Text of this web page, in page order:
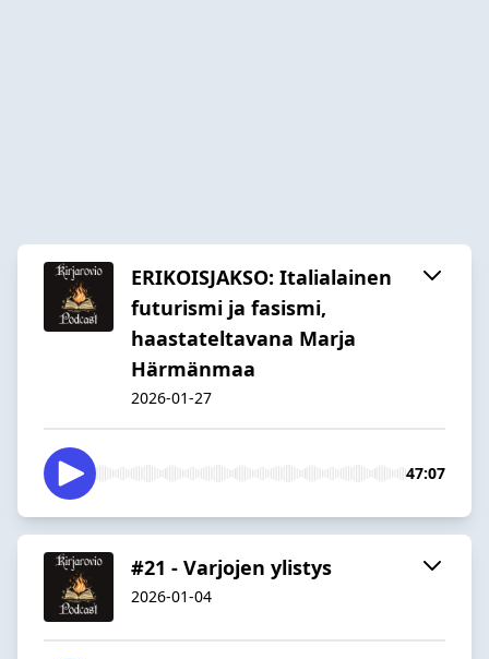
ERIKOISJAKSO: Italialainen
futurismi ja fasismi,
haastateltavana Marja
Härmänmaa
2026-01-27
47:07
#21 - Varjojen ylistys
2026-01-04